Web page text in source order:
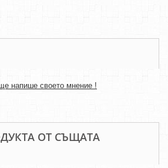
напише своето мнение !
ОТ СЪЩАТА